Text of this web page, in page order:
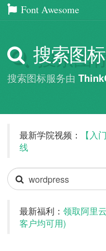
Font Awesome
搜索图标
搜索图标服务由
最新学院视频：
【入
线
Search
icons
最新福利： 领取阿里
客户均可用)